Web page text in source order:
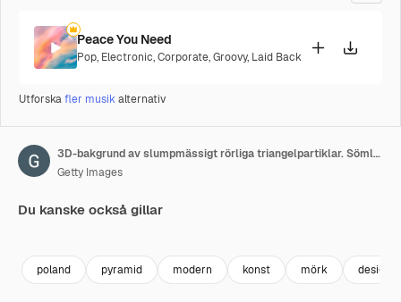
Peace You Need
Pop, Electronic,Corporate,Groovy, Laid Back
Utforskafler musikalternativ
3D-bakgrund av slumpmässigt rörliga triangelpartiklar. Sömlös loop.
Getty Images
Du kanske också gillar
poland pyramid modern konst mörk design